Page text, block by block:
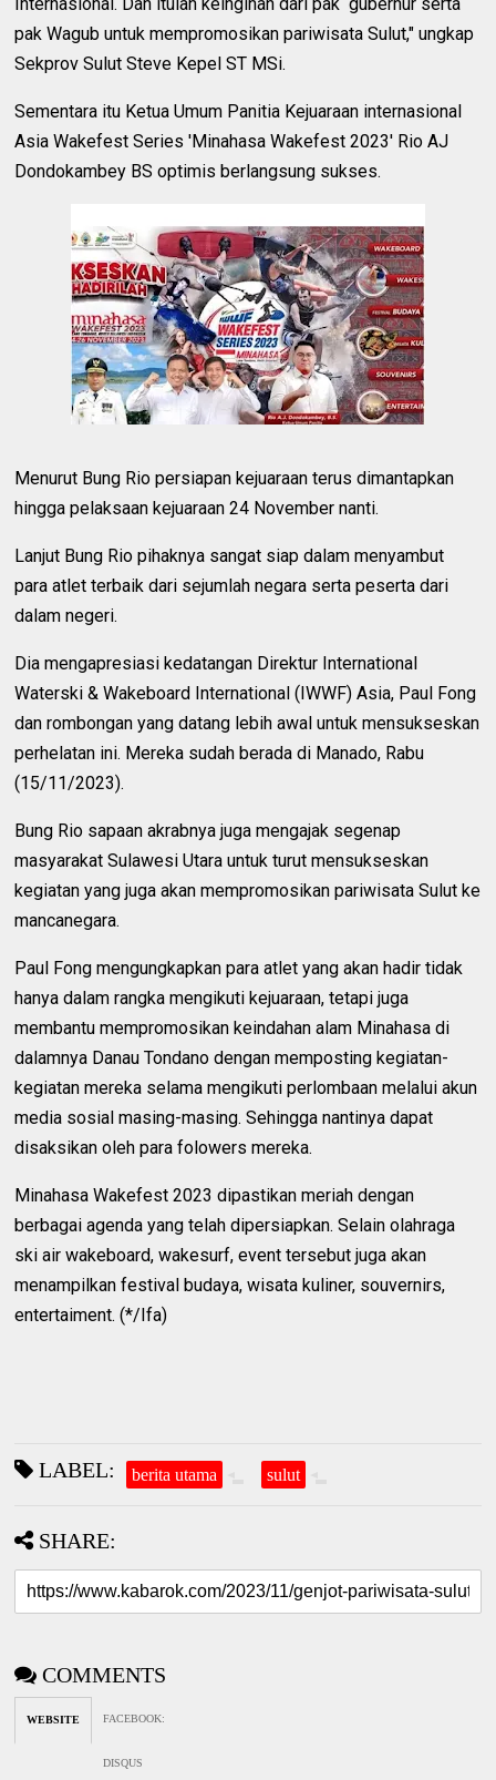
Internasional. Dan itulah keinginan dari pak gubernur serta
pak Wagub untuk mempromosikan pariwisata Sulut," ungkap
Sekprov Sulut Steve Kepel ST MSi.
Sementara itu Ketua Umum Panitia Kejuaraan internasional
Asia Wakefest Series 'Minahasa Wakefest 2023' Rio AJ
Dondokambey BS optimis berlangsung sukses.
Menurut Bung Rio persiapan kejuaraan terus dimantapkan
hingga pelaksaan kejuaraan 24 November nanti.
Lanjut Bung Rio pihaknya sangat siap dalam menyambut
para atlet terbaik dari sejumlah negara serta peserta dari
dalam negeri.
Dia mengapresiasi kedatangan Direktur International
Waterski & Wakeboard International (IWWF) Asia, Paul Fong
dan rombongan yang datang lebih awal untuk mensukseskan
perhelatan ini. Mereka sudah berada di Manado, Rabu
(15/11/2023).
Bung Rio sapaan akrabnya juga mengajak segenap
masyarakat Sulawesi Utara untuk turut mensukseskan
kegiatan yang juga akan mempromosikan pariwisata Sulut ke
mancanegara.
Paul Fong mengungkapkan para atlet yang akan hadir tidak
hanya dalam rangka mengikuti kejuaraan, tetapi juga
membantu mempromosikan keindahan alam Minahasa di
dalamnya Danau Tondano dengan memposting kegiatan-
kegiatan mereka selama mengikuti perlombaan melalui akun
media sosial masing-masing. Sehingga nantinya dapat
disaksikan oleh para folowers mereka.
Minahasa Wakefest 2023 dipastikan meriah dengan
berbagai agenda yang telah dipersiapkan. Selain olahraga
ski air wakeboard, wakesurf, event tersebut juga akan
menampilkan festival budaya, wisata kuliner, souvernirs,
entertaiment. (*/Ifa)
LABEL: berita utama sulut
SHARE:
COMMENTS
WEBSITE FACEBOOK:
DISQUS